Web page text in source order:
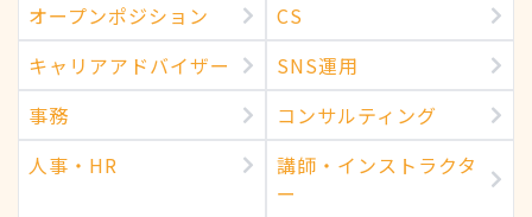
オープンポジション
CS
キャリアアドバイザー
SNS運用
事務
コンサルティング
人事・HR
講師・インストラクタ
ー